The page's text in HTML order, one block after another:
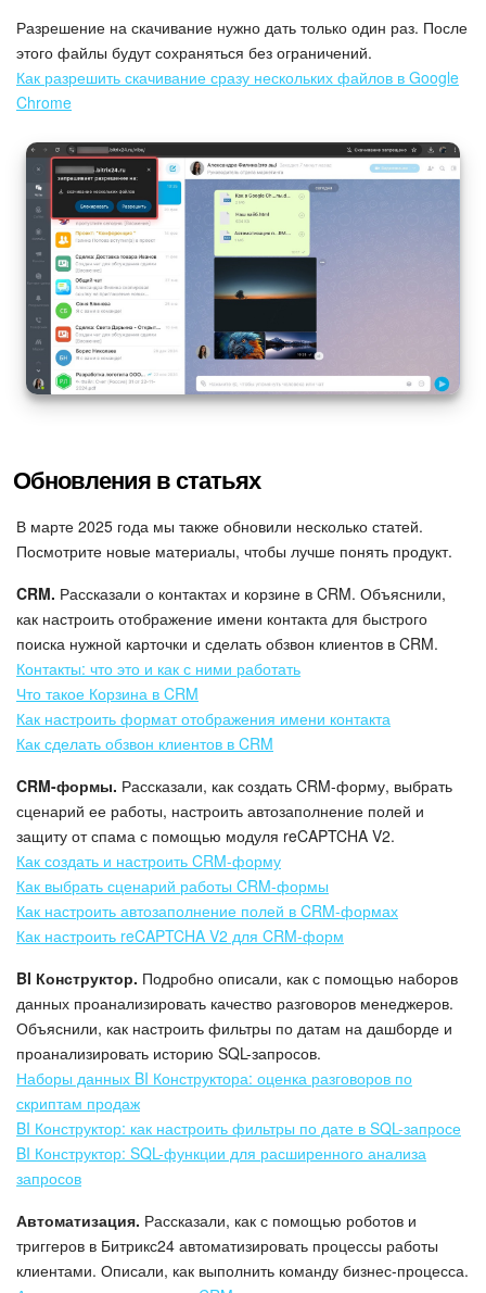
Разрешение на скачивание нужно дать только один раз. После
этого файлы будут сохраняться без ограничений.
Как разрешить скачивание сразу нескольких файлов в Google
Chrome
Обновления в статьях
В марте 2025 года мы также обновили несколько статей.
Посмотрите новые материалы, чтобы лучше понять продукт.
CRM. Рассказали о контактах и корзине в CRM. Объяснили,
как настроить отображение имени контакта для быстрого
поиска нужной карточки и сделать обзвон клиентов в CRM.
Контакты: что это и как с ними работать
Что такое Корзина в CRM
Как настроить формат отображения имени контакта
Как сделать обзвон клиентов в CRM
CRM-формы. Рассказали, как создать CRM-форму, выбрать
сценарий ее работы, настроить автозаполнение полей и
защиту от спама с помощью модуля reCAPTCHA V2.
Как создать и настроить CRM-форму
Как выбрать сценарий работы CRM-формы
Как настроить автозаполнение полей в CRM-формах
Как настроить reCAPTCHA V2 для CRM-форм
BI Конструктор. Подробно описали, как с помощью наборов
данных проанализировать качество разговоров менеджеров.
Объяснили, как настроить фильтры по датам на дашборде и
проанализировать историю SQL-запросов.
Наборы данных BI Конструктора: оценка разговоров по
скриптам продаж
BI Конструктор: как настроить фильтры по дате в SQL-запросе
BI Конструктор: SQL-функции для расширенного анализа
запросов
Автоматизация. Рассказали, как с помощью роботов и
триггеров в Битрикс24 автоматизировать процессы работы
клиентами. Описали, как выполнить команду бизнес-процесса.